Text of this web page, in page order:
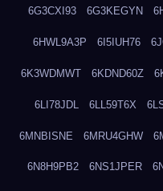
6G3CXI93 6G3KEGYN
6HWL9A3P 6I5IUH76
6K3WDMWT 6KDND60Z
6LI78JDL 6LL59T6X
6MNBISNE 6MRU4GHW
6N8H9PB2 6NS1JPER